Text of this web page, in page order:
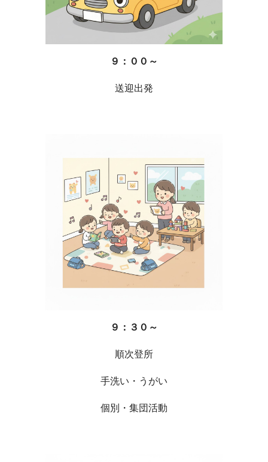
９：００～
送迎出発
９：３０～
順次登所
手洗い・うがい
個別・集団活動